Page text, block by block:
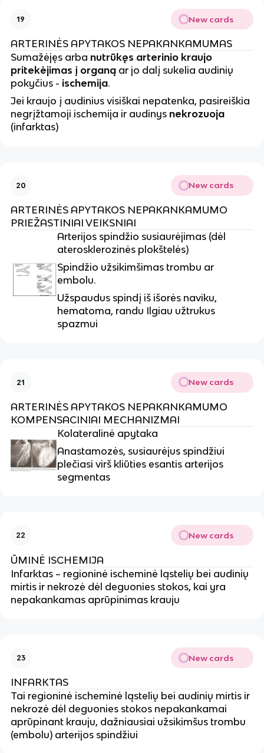
19 New cards
ARTERINĖS APYTAKOS NEPAKANKAMUMAS
Sumažėjęs arba nutrūkęs arterinio kraujo
pritekėjimas į organąar jo dalį sukelia audinių
pokyčius - ischemija.
Jei kraujo į audinius visiškai nepatenka, pasireiškia
negrįžtamoji ischemija ir audinys nekrozuoja
(infarktas)
20 New cards
ARTERINĖS APYTAKOS NEPAKANKAMUMO
PRIEŽASTINIAI VEIKSNIAI
Arterijos spindžio susiaurėjimas (dėl
aterosklerozinės plokštelės)
Spindžio užsikimšimas trombu ar
embolu.
Užspaudus spindį iš išorės naviku,
hematoma, randu Ilgiau užtrukus
spazmui
21 New cards
ARTERINĖS APYTAKOS NEPAKANKAMUMO
KOMPENSACINIAI MECHANIZMAI
Kolateralinė apytaka
Anastamozės, susiaurėjus spindžiui
plečiasi virš kliūties esantis arterijos
segmentas
22 New cards
ŪMINĖ ISCHEMIJA
Infarktas – regioninė ischeminė ląstelių bei audinių
mirtis ir nekrozė dėl deguonies stokos, kai yra
nepakankamas aprūpinimas krauju
23 New cards
INFARKTAS
Tai regioninė ischeminė ląstelių bei audinių mirtis ir
nekrozė dėl deguonies stokos nepakankamai
aprūpinant krauju, dažniausiai užsikimšus trombu
(embolu) arterijos spindžiui